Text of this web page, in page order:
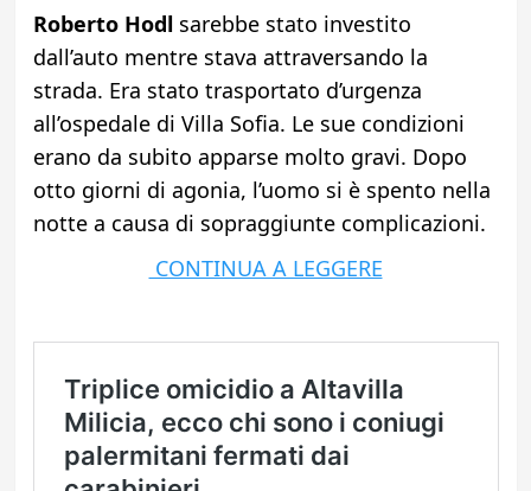
Roberto Hodlsarebbe stato investito
dall’auto mentre stava attraversando la
strada. Era stato trasportato d’urgenza
all’ospedale di Villa Sofia. Le sue condizioni
erano da subito apparse molto gravi. Dopo
otto giorni di agonia, l’uomo si è spento nella
notte a causa di sopraggiunte complicazioni.
CONTINUA A LEGGERE